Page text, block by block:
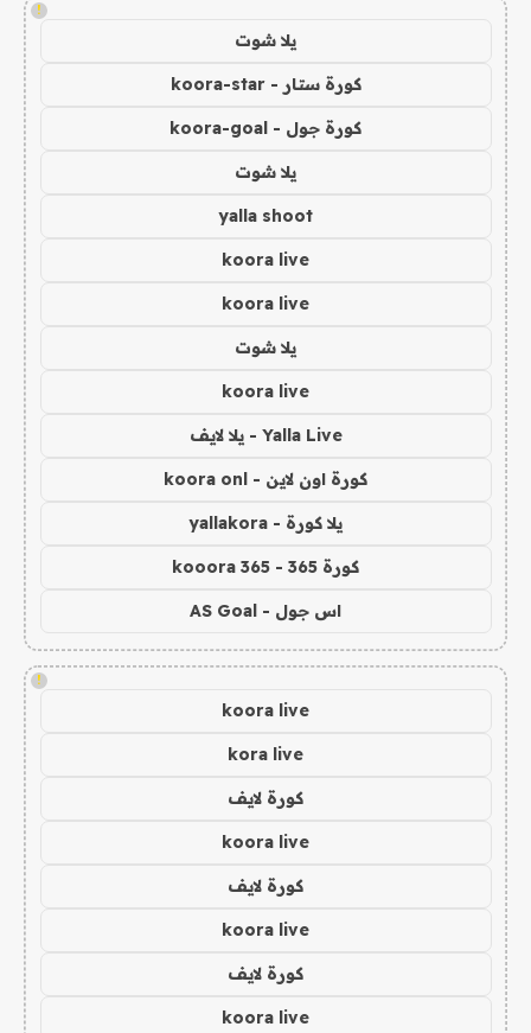
!
يلا شوت
كورة ستار - koora-star
كورة جول - koora-goal
يلا شوت
yalla shoot
koora live
koora live
يلا شوت
koora live
Yalla Live - يلا لايف
كورة اون لاين - koora onl
يلا كورة - yallakora
كورة 365 - kooora 365
اس جول - AS Goal
!
koora live
kora live
كورة لايف
koora live
كورة لايف
koora live
كورة لايف
koora live